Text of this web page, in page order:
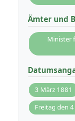
Ämter und
Minister
3 März 1881
Freitag den